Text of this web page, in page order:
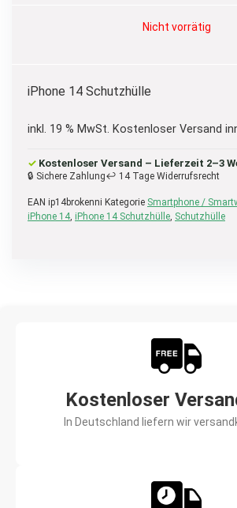
Nicht vorrätig
iPhone 14 Schutzhülle
inkl. 19 % MwSt. Kostenloser Versand
✓ Kostenloser Versand – Lieferzeit 2–3
🔒 Sichere Zahlung↩ 14 Tage Widerrufsrecht
EAN ip14brokenni Kategorie Smartphone /
iPhone 14, iPhone 14 Schutzhülle, Schutzhülle
Kostenloser
In Deutschland liefern wir